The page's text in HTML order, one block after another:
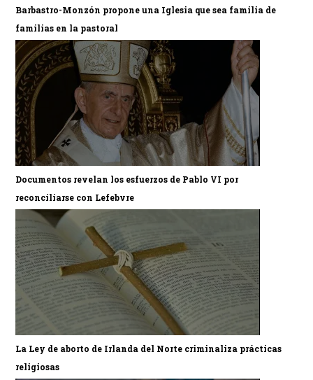
Barbastro-Monzón propone una Iglesia que sea familia de
familias en la pastoral
Documentos revelan los esfuerzos de Pablo VI por
reconciliarse con Lefebvre
La Ley de aborto de Irlanda del Norte criminaliza prácticas
religiosas